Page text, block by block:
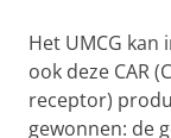
Het UMCG kan
ook deze CAR
receptor)
gewonnen: de